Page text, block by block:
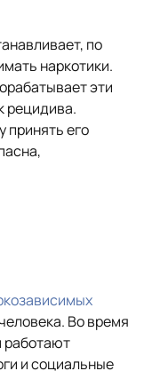
по
наркотики.
эти
рецидива.
принять его
Во время
работают
и социальные